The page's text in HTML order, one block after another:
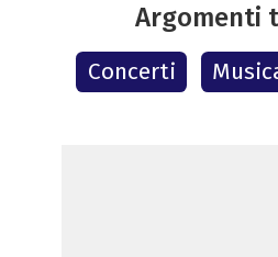
Argomenti
Concerti